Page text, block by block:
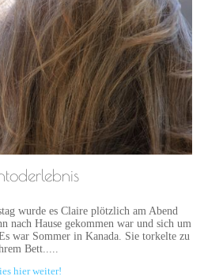
wurde es Claire plötzlich am Abend
nach Hause gekommen war und sich um
war Sommer in Kanada. Sie torkelte zu
Bett.....
hier weiter!